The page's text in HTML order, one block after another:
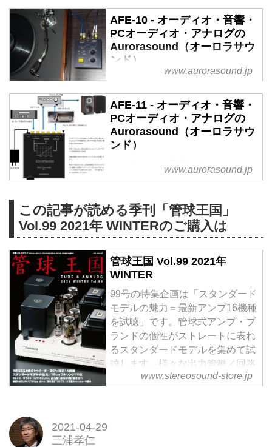
AFE-10 - オーディオ・音響・
PCオーディオ・アナログの
Aurorasound（オーロラサウ
ンド）
オーディオ・音響・サウンドシス
テムのAurorasound（オーロラサ
ウンド）/CADA・VIDA・
HIFACE・BusPower-Pro
www.aurorasound.jp
AFE-11 - オーディオ・音響・
PCオーディオ・アナログの
Aurorasound（オーロラサウ
ンド）
オーディオ・音響・サウンドシス
テムのAurorasound（オーロラサ
HIFACE・BusPower-Pro
www.aurorasound.jp
この記事が読める季刊「管球王国」
Vol.99 2021年 WINTERのご購入は
管球王国 Vol.99 2021年
WINTER
99号の特集企画は「スタンダード
モデルの魅力＝最新アンプ16機種
を試聴」です。管球式アンプ・ブ
ランドの個性がストレートに表れ
るスタンダードモデルを集めて試
聴します。様々な出力管種／回路
構成のアンプで、個性豊かな管球
www.stereosound-store.jp
2021-04-29
三浦孝仁